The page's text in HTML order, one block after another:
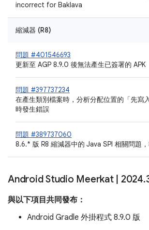
incorrect for Baklava
縮減器 (R8)
問題 #401546693
更新至 AGP 8.9.0 後無法產生已簽署的 APK
問題 #397737234
在產生類別檔案時，分析分配位置的「先寫
時發生錯誤
問題 #389737060
8.6.* 版 R8 縮減器中的 Java SPI 相關問題
Android Studio Meerkat 2024.
與以下項目共同發布：
Android Gradle 外掛程式 8.9.0 版